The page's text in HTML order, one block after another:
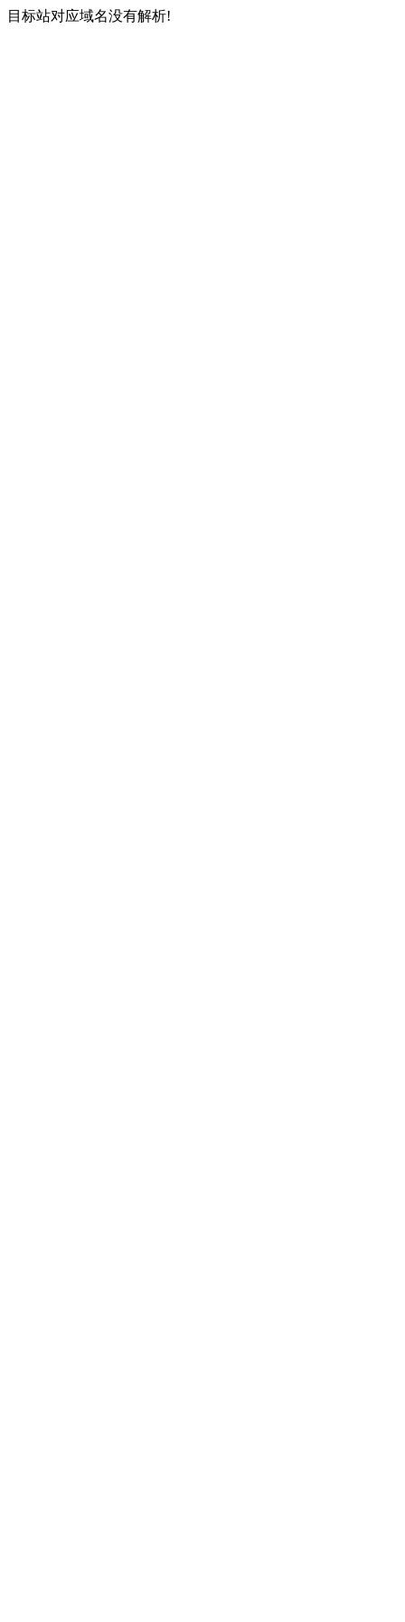
目标站对应域名没有解析!